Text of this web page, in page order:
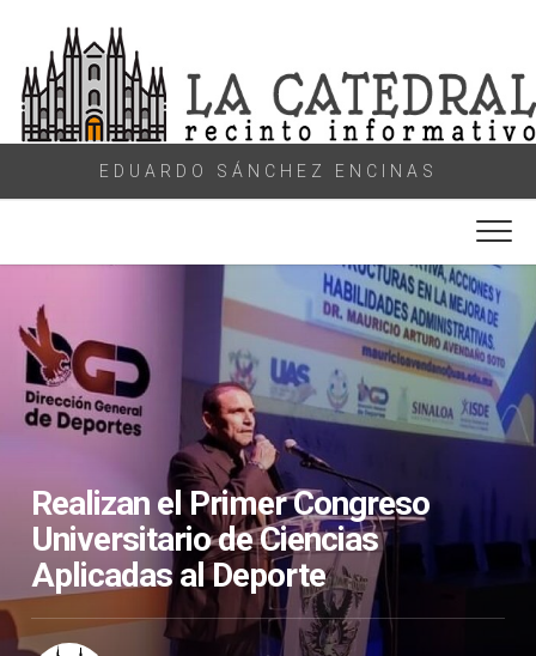
content
EDUARDO SÁNCHEZ ENCINAS
Realizan el Primer Congreso
Universitario de Ciencias
Aplicadas al Deporte